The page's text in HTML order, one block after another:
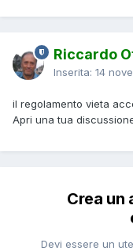
Riccardo
Inserita: 14
il regolamento vieta
Apri una tua
Crea un
Devi essere un